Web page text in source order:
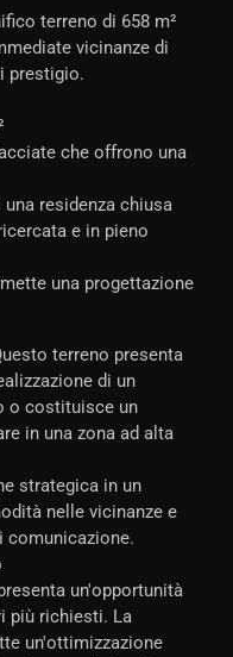
terreno di 658 m²
vicinanze di
prestigio.
che offrono una
residenza chiusa
e in pieno
una progettazione
terreno presenta
di un
o costituisce un
in una zona ad alta
strategica in un
nelle vicinanze e
comunicazione.
un'opportunità
più richiesti. La
un'ottimizzazione